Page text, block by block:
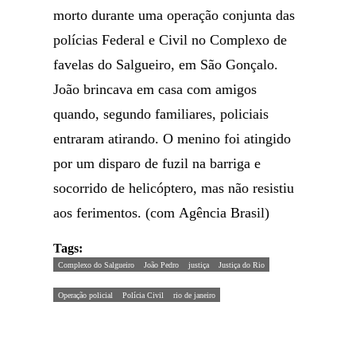
morto durante uma operação conjunta das
polícias Federal e Civil no Complexo de
favelas do Salgueiro, em São Gonçalo.
João brincava em casa com amigos
quando, segundo familiares, policiais
entraram atirando. O menino foi atingido
por um disparo de fuzil na barriga e
socorrido de helicóptero, mas não resistiu
aos ferimentos. (com Agência Brasil)
Tags:
Complexo do Salgueiro João Pedro justiça Justiça do Rio
Operação policial Polícia Civil rio de janeiro